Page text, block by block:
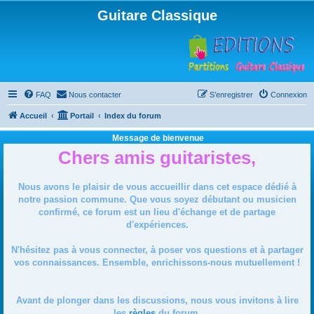
Guitare Classique
FAQ Nous contacter Connexion
S’enregistrer
Accueil Portail Index du forum
Message de bienvenue
Chers amis guitaristes,
Nous avons le plaisir de vous accueillir dans cet espace dédié à
notre passion commune. Que vous soyez débutant ou musicien
confirmé, ce forum est un lieu d'échange et de partage
d'expériences.
N'hésitez pas à vous connecter, à poser vos questions et à partager
vos connaissances. Ensemble, enrichissons-nous mutuellement !
Avant de plonger dans les discussions, nous vous invitons à lire